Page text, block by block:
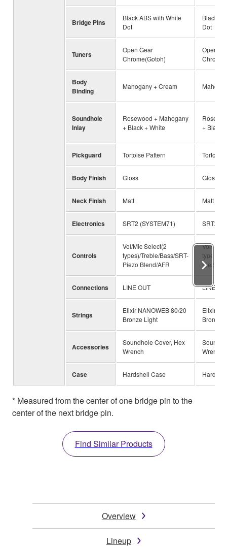
Bridge Pins
Black ABS with White
Dot
Black
Dot
Tuners
Open Gear
Chrome(Gotoh)
Open
Body
Binding
Mahogany + Cream
Soundhole
Inlay
Rosewood + Mahogany
+ Black + White
+ Black
Pickguard Tortoise Pattern Tortoise
Body Finish Gloss Gloss
Neck Finish Matt Matt
Electronics SRT2 (SYSTEM71) SRT2
Controls
Vol/Mic Select(2
types)/Treble/Bass/SRT-
Piezo Blend/AFR
Vol/Mic
types)/
Piezo
Connections LINE OUT LINE
Strings
Elixir NANOWEB 80/20
Bronze Light
Elixir
Bronze
Accessories
Soundhole Cover, Hex
Wrench
Wrench
Case Hardshell Case
* Measured from the center of one bridge pin to the
center of the next bridge pin.
Find Similar Products
Overview
Lineup